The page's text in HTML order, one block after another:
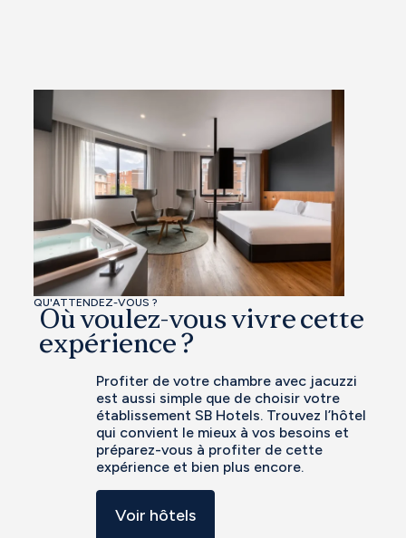
QU'ATTENDEZ-VOUS ?
Où voulez-vous vivre cette
expérience ?
Profiter de votre chambre avec jacuzzi
est aussi simple que de choisir votre
établissement SB Hotels. Trouvez l’hôtel
qui convient le mieux à vos besoins et
préparez-vous à profiter de cette
expérience et bien plus encore.
Voir hôtels